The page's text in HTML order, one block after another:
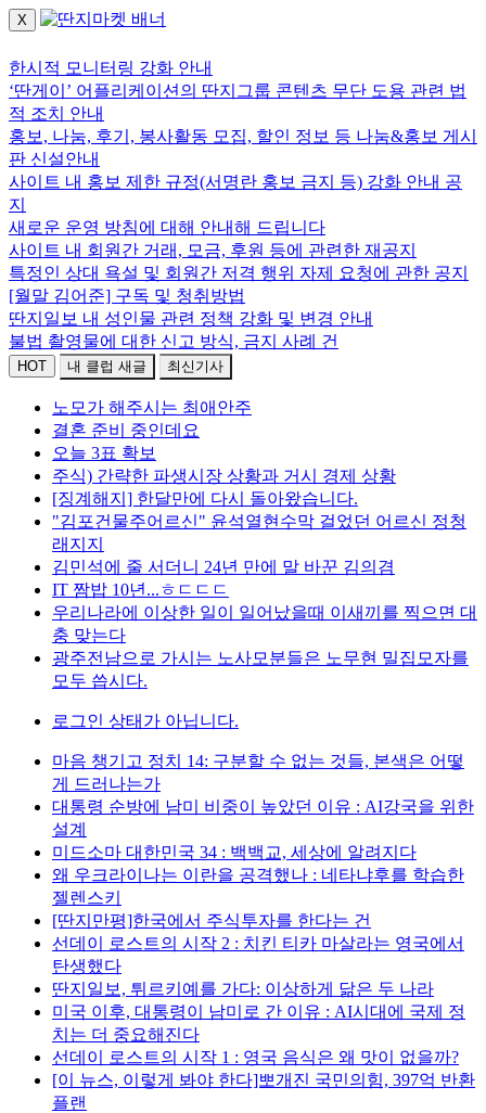
X
한시적 모니터링 강화 안내
‘딴게이’ 어플리케이션의 딴지그룹 콘텐츠 무단 도용 관련 법
적 조치 안내
홍보, 나눔, 후기, 봉사활동 모집, 할인 정보 등 나눔&홍보 게시
판 신설안내
사이트 내 홍보 제한 규정(서명란 홍보 금지 등) 강화 안내 공
지
새로운 운영 방침에 대해 안내해 드립니다
사이트 내 회원간 거래, 모금, 후원 등에 관련한 재공지
특정인 상대 욕설 및 회원간 저격 행위 자제 요청에 관한 공지
[월말 김어준] 구독 및 청취방법
딴지일보 내 성인물 관련 정책 강화 및 변경 안내
불법 촬영물에 대한 신고 방식, 금지 사례 건
HOT 내 클럽 새글 최신기사
노모가 해주시는 최애안주
결혼 준비 중인데요
오늘 3표 확보
주식) 간략한 파생시장 상황과 거시 경제 상황
[징계해지] 한달만에 다시 돌아왔습니다.
"김포건물주어르신" 윤석열현수막 걸었던 어르신 정청
래지지
김민석에 줄 서더니 24년 만에 말 바꾼 김의겸
IT 짬밥 10년...ㅎㄷㄷㄷ
우리나라에 이상한 일이 일어났을때 이새끼를 찍으면 대
충 맞는다
광주전남으로 가시는 노사모분들은 노무현 밀집모자를
모두 씁시다.
로그인 상태가 아닙니다.
마음 챙기고 정치 14: 구분할 수 없는 것들, 본색은 어떻
게 드러나는가
대통령 순방에 남미 비중이 높았던 이유 : AI강국을 위한
설계
미드소마 대한민국 34 : 백백교, 세상에 알려지다
왜 우크라이나는 이란을 공격했나 : 네타냐후를 학습한
젤렌스키
[딴지만평]한국에서 주식투자를 한다는 건
선데이 로스트의 시작 2 : 치킨 티카 마살라는 영국에서
탄생했다
딴지일보, 튀르키예를 가다: 이상하게 닮은 두 나라
미국 이후, 대통령이 남미로 간 이유 : AI시대에 국제 정
치는 더 중요해진다
선데이 로스트의 시작 1 : 영국 음식은 왜 맛이 없을까?
[이 뉴스, 이렇게 봐야 한다]뽀개진 국민의힘, 397억 반환
플랜